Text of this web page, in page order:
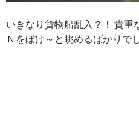
いきなり貨物船乱入？！ 貴重
Ｎをぼけ～と眺めるばかりで